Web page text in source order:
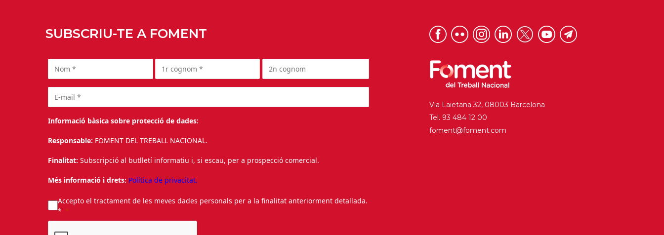
SUBSCRIU-TE A FOMENT
Informació bàsica sobre protecció de dades:
Responsable: FOMENT DEL TREBALL NACIONAL.
Finalitat: Subscripció al butlletí informatiu i, si escau, per a prospecció comercial.
Més informació i drets: Política de privacitat.
Accepto el tractament de les meves dades personals per a la finalitat anteriorment detallada.
*
Via Laietana 32, 08003 Barcelona
Tel. 93 484 12 00
foment@foment.com